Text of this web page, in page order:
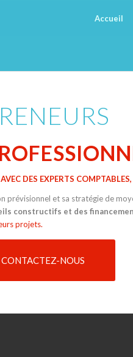
Accueil
DES EXPERTS
prévisionnel et sa stratégie de
constructifs et des
projets.
CONTACTEZ-NOUS